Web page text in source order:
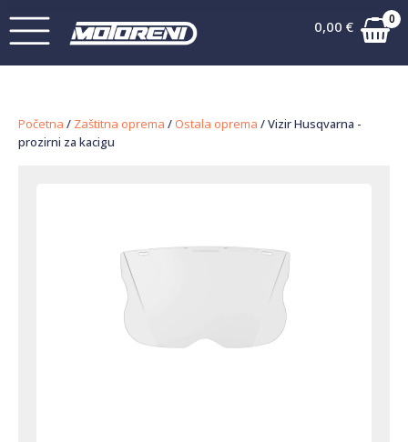
0,00 € 0
Početna / Zaštitna oprema / Ostala oprema / Vizir Husqvarna -
prozirni za kacigu